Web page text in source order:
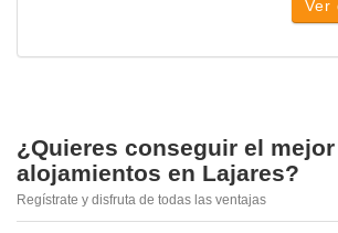
Ver
¿Quieres conseguir el
alojamientos en Lajares?
Regístrate y disfruta de todas las ventajas